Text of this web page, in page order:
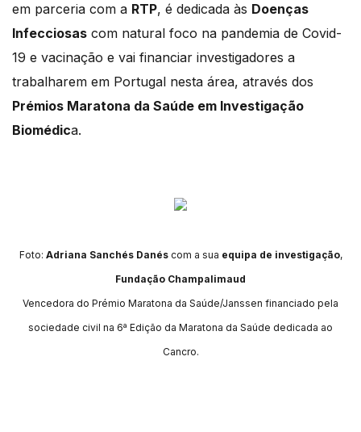
em parceria com a RTP, é dedicada às Doenças
Infecciosas com natural foco na pandemia de Covid-
19 e vacinação e vai financiar investigadores a
trabalharem em Portugal nesta área, através dos
Prémios Maratona da Saúde em Investigação
Biomédica.
Foto: Adriana Sanchés Danéscom a sua equipa de investigação,
Fundação Champalimaud
Vencedora do Prémio Maratona da Saúde/Janssen financiado pela
sociedade civil na 6ª Edição da Maratona da Saúde dedicada ao
Cancro.